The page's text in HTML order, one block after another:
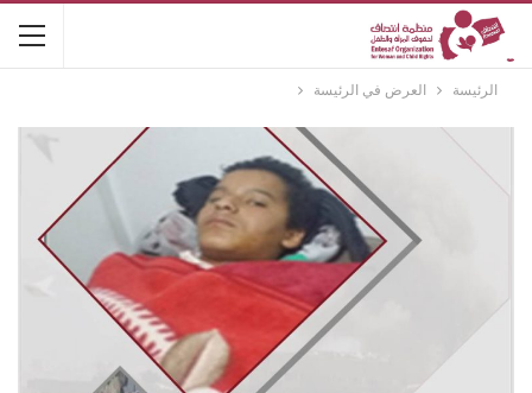
الرئيسة العرض في الرئيسة